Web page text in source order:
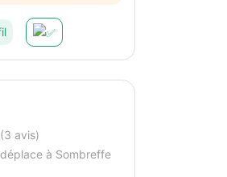
(3 avis)
à Sombreffe